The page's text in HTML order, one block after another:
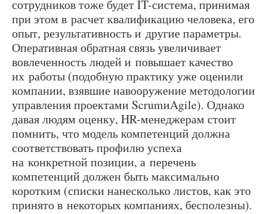
сотрудников тоже будет IT-система, принимая
при этом в расчет квалификацию человека, его
опыт, результативность и другие параметры.
Оперативная обратная связь увеличивает
вовлеченность людей и повышает качество
их работы (подобную практику уже оценили
компании, взявшие навооружение методологии
управления проектами ScrumиAgile). Однако
давая людям оценку, HR-менеджерам стоит
помнить, что модель компетенций должна
соответствовать профилю успеха
на конкретной позиции, а перечень
компетенций должен быть максимально
коротким (списки нанесколько листов, как это
принято в некоторых компаниях, бесполезны).